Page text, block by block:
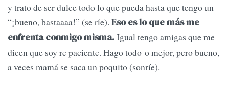
y trato de ser dulce todo lo que pueda hasta que tengo un
“¡bueno, bastaaaa!” (se ríe). Eso es lo que más me
enfrenta conmigo misma.Igual tengo amigas que me
dicen que soy re paciente. Hago todo o mejor, pero bueno,
a veces mamá se saca un poquito (sonríe).